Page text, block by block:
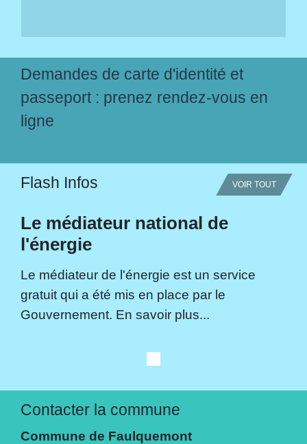
Demandes de carte d'identité et
passeport : prenez rendez-vous en
ligne
Flash Infos VOIR TOUT
Le médiateur national de
l'énergie
Le médiateur de l'énergie est un service
gratuit qui a été mis en place par le
Gouvernement. En savoir plus...
Contacter la commune
Commune de Faulquemont